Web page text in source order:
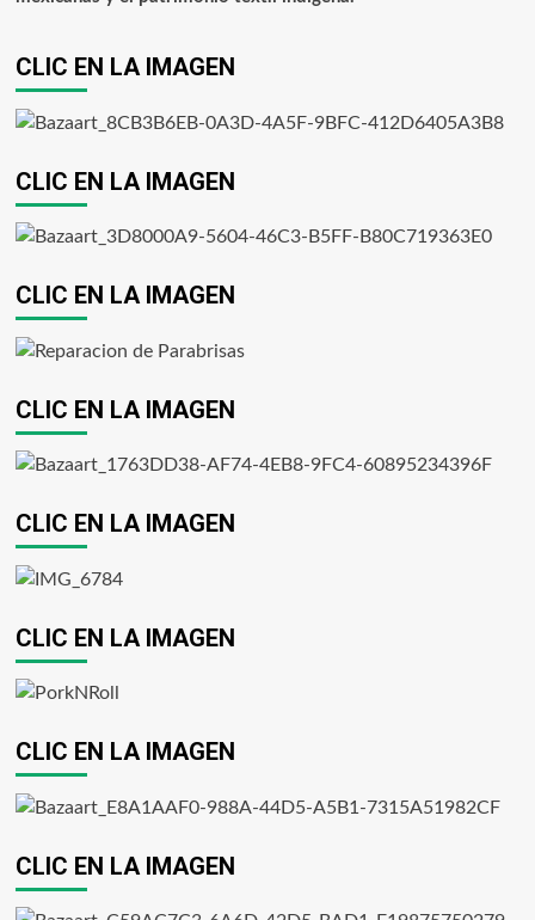
CLIC EN LA IMAGEN
CLIC EN LA IMAGEN
CLIC EN LA IMAGEN
CLIC EN LA IMAGEN
CLIC EN LA IMAGEN
CLIC EN LA IMAGEN
CLIC EN LA IMAGEN
CLIC EN LA IMAGEN